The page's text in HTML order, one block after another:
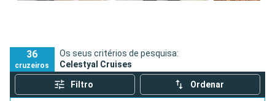
36
cruzeiros
Os seus critérios de pesquisa:
Celestyal Cruises
Filtro Ordenar